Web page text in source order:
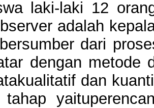
laki-laki 12
adalah
dari
dengan metode
dan